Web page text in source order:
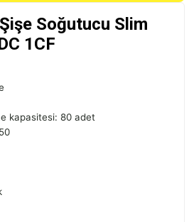
Soğutucu Slim
1CF
kapasitesi: 80 adet